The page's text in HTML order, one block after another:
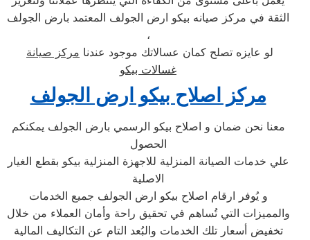
الثقة في مركز صيانه بيكو ارض الجولف المعتمد بارض الجولف
،
لو عايزه تصلح كمان عسالاتك موجود عندنا مركز صيانة
غسالات بيكو
مركز اصلاح بيكو ارض الجولف
معنا نحن ضمان و اصلاح بيكو الرسمي بارض الجولف يمكنكم
الحصول
علي خدمات الصيانة المنزلية للاجهزة المنزلية بيكو بقطع الغيار
الاصلية
و يُوفر ارقام اصلاح بيكو ارض الجولف جميع الخدمات
والمميزات التي تُساهم في تحقيق راحة وأمان العملاء من خلال
تخفيض أسعار تلك الخدمات والبُعد التام عن التكاليف المالية